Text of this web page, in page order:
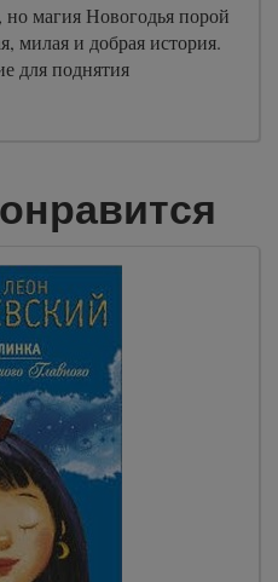
магия Новогодья порой
милая и добрая история.
для поднятия